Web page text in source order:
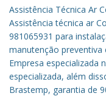
Assistência Técnica Ar
Assistência técnica ar
981065931 para
manutenção preventiva
Empresa especializada
especializada, além
Brastemp, garantia de